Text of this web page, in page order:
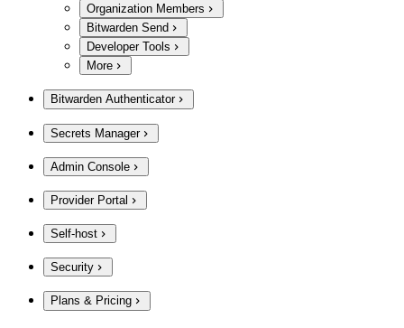
Organization Members
Bitwarden Send
Developer Tools
More
Bitwarden Authenticator
Secrets Manager
Admin Console
Provider Portal
Self-host
Security
Plans & Pricing